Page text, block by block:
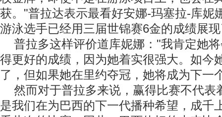
获。"普拉达表示最看好安娜-玛塞拉-库妮
游泳选手已经用三届世锦赛6金的成绩展
普拉多这样评价道库妮娜："我肯定她
得更好的成绩，因为她着实很强大。如今
了，但如果她在里约夺冠，她将成为下一
然而对于普拉多来说，赢得比赛不代表
是我们在为巴西的下一代播种希望，成千